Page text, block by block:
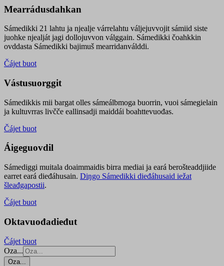
Mearrádusdahkan
Sámedikki 21 lahtu ja njealje várrelahtu váljejuvvojit sámiid siste
juohke njealját jagi dollojuvvon válggain. Sámedikki čoahkkin
ovddasta Sámedikki bajimuš mearridanválddi.
Čájet buot
Vástusuorggit
Sámedikkis mii bargat olles sámeálbmoga buorrin, vuoi sámegielain
ja kultuvrras livčče eallinsadji maiddái boahttevuođas.
Čájet buot
Áigeguovdil
Sámediggi muitala doaimmaidis birra mediai ja eará berošteaddjiide
earret eará dieđáhusain. Diŋgo Sámedikki dieđáhusaid iežat
šleađgapostii.
Čájet buot
Oktavuođadieđut
Čájet buot
Oza...
Oza...